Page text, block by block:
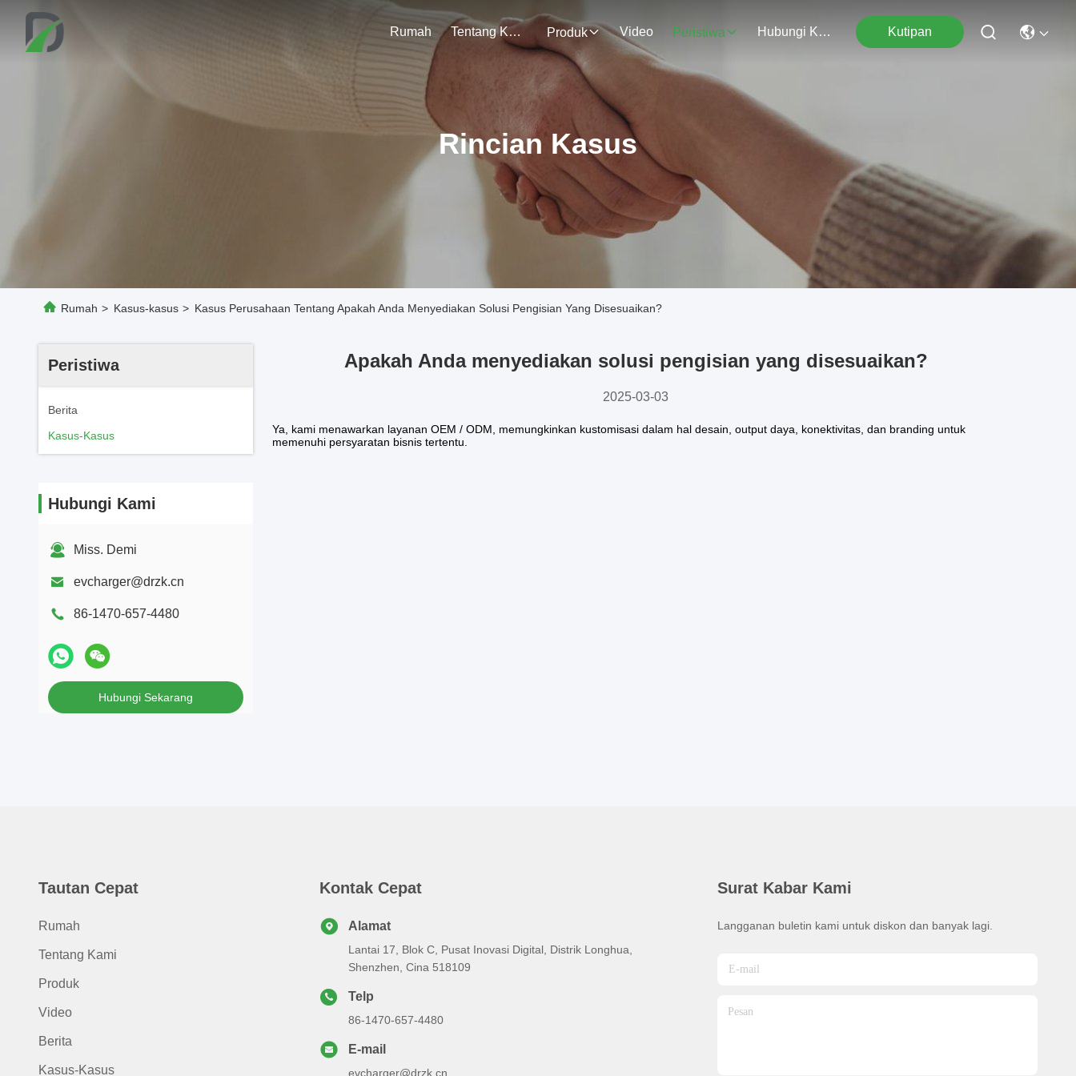
Rumah Tentang Kami Produk Video Peristiwa Hubungi Kami Kutipan
Rincian Kasus
Rumah > Kasus-kasus > Kasus Perusahaan Tentang Apakah Anda Menyediakan Solusi Pengisian Yang Disesuaikan?
Peristiwa
Berita
Kasus-Kasus
Hubungi Kami
Miss. Demi
evcharger@drzk.cn
86-1470-657-4480
Hubungi Sekarang
Apakah Anda menyediakan solusi pengisian yang disesuaikan?
2025-03-03
Ya, kami menawarkan layanan OEM / ODM, memungkinkan kustomisasi dalam hal desain, output daya, konektivitas, dan branding untuk
memenuhi persyaratan bisnis tertentu.
Tautan Cepat
Rumah
Tentang Kami
Produk
Video
Berita
Kasus-Kasus
Kontak Cepat
Alamat
Lantai 17, Blok C, Pusat Inovasi Digital, Distrik Longhua,
Shenzhen, Cina 518109
Telp
86-1470-657-4480
E-mail
evcharger@drzk.cn
Surat Kabar Kami
Langganan buletin kami untuk diskon dan banyak lagi.